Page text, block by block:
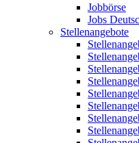
Jobbörse
Jobs
Stellenangebote